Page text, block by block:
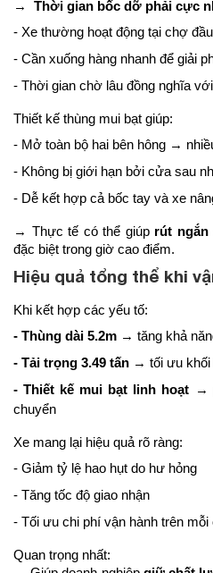
→
Thời gian bốc dỡ phải cực
- Xe thường hoạt động tại chợ
- Cần xuống hàng nhanh để giải
- Thời gian chờ lâu đồng nghĩa
Thiết kế thùng mui bạt giúp:
- Mở toàn bộ hai bên hông →
- Không bị giới hạn bởi cửa sau
- Dễ kết hợp cả bốc tay và xe
→ Thực tế có thể giúp rút
đặc biệt trong giờ cao điểm.
Hiệu quả tổng thể khi
Khi kết hợp các yếu tố:
- Thùng dài 5.2m → tăng khả
- Tải trọng 3.49 tấn → tối ưu khối
- Thiết kế mui bạt linh hoạt
→
chuyển
Xe mang lại hiệu quả rõ ràng:
- Giảm tỷ lệ hao hụt do hư hỏng
- Tăng tốc độ giao nhận
- Tối ưu chi phí vận hành trên mỗi
Quan trọng nhất: